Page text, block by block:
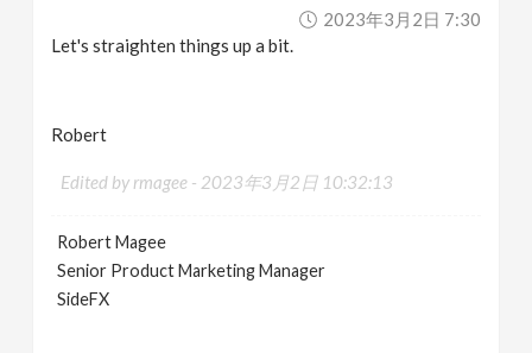
2023年3月2日 7:30
Let's straighten things up a bit.
Robert
Edited by rmagee - 2023年3月2日 10:32:13
Robert Magee
Senior Product Marketing Manager
SideFX